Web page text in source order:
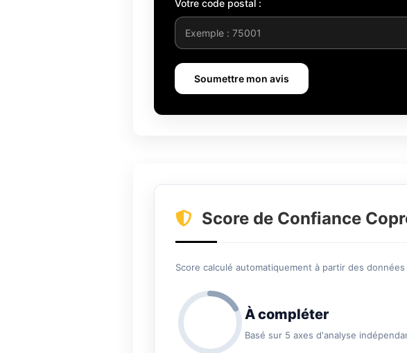
Votre code postal :
Soumettre mon avis
Score de Confiance
Score calculé automatiquement à partir des
À compléter
Basé sur 5 axes d'analyse